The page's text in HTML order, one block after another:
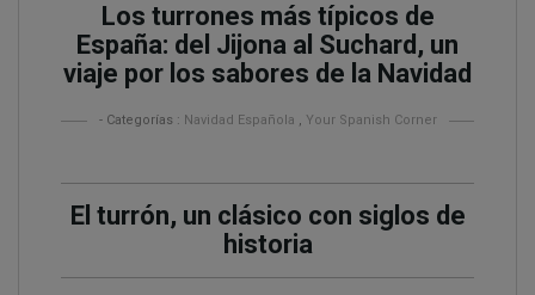
Los turrones más típicos de
España: del Jijona al Suchard, un
viaje por los sabores de la Navidad
- Categorías : Navidad Española , Your Spanish Corner
El turrón, un clásico con siglos de
historia